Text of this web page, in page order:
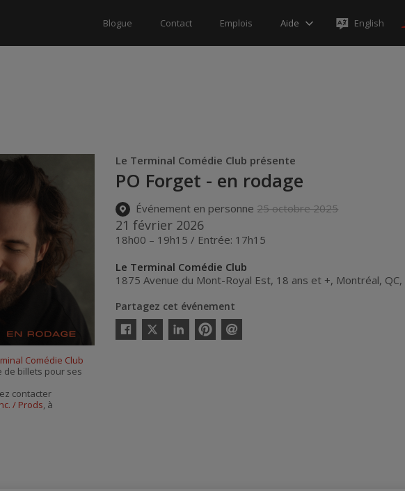
Blogue Contact Emplois Aide English
Le Terminal Comédie Club présente
PO Forget - en rodage
Événement en personne25 octobre 2025
21 février 2026
18h00 – 19h15 / Entrée: 17h15
Le Terminal Comédie Club
1875 Avenue du Mont-Royal Est, 18 ans et +, Montréal, QC,
Partagez cet événement
Facebook
Twitter
LinkedinPinterestEnvoyer
Comédie Club
de billets pour ses
contacter
/ Prods, à